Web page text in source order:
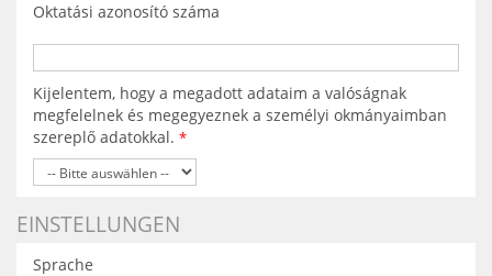
Oktatási azonosító száma
Kijelentem, hogy a megadott adataim a valóságnak
megfelelnek és megegyeznek a személyi okmányaimban
szereplő adatokkal. *
EINSTELLUNGEN
Sprache